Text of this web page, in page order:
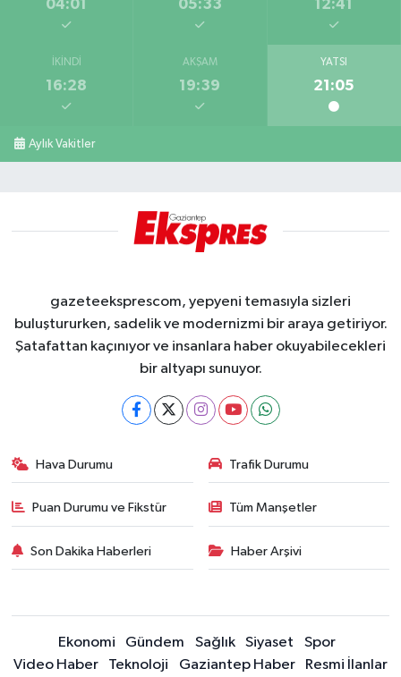
04:01 05:33 12:41
İKINDI
16:28
AKŞAM
19:39
YATSI
21:05
Aylık Vakitler
gazeteeksprescom, yepyeni temasıyla sizleri
buluştururken, sadelik ve modernizmi bir araya getiriyor.
Şatafattan kaçınıyor ve insanlara haber okuyabilecekleri
bir altyapı sunuyor.
Hava Durumu Trafik Durumu
Puan Durumu ve Fikstür Tüm Manşetler
Son Dakika Haberleri Haber Arşivi
Ekonomi Gündem Sağlık Siyaset
Spor
Video Haber
Teknoloji Gaziantep Haber Resmi İlanlar